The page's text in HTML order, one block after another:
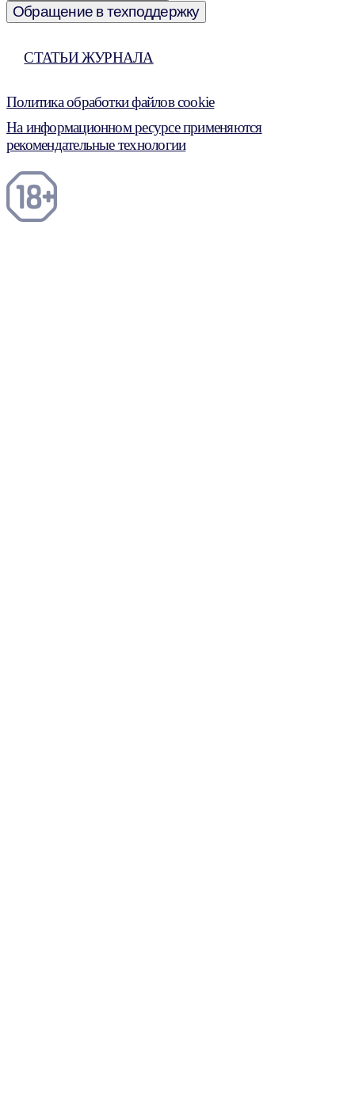
Обращение в техподдержку
СТАТЬИ ЖУРНАЛА
Политика обработки файлов cookie
На информационном ресурсе применяются
рекомендательные технологии